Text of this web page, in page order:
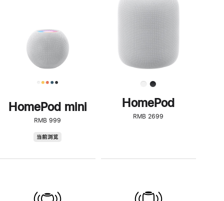
HomePod mini
RMB 999
当前浏览
了
解
HomePod<
HomePod
RMB 2699